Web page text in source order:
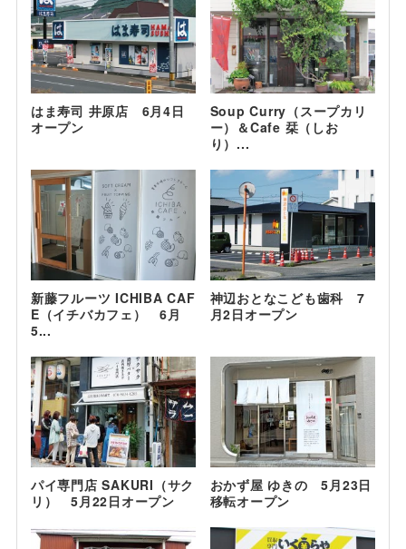
はま寿司 井原店 6月4日
オープン
Soup Curry（スープカリ
ー）＆Cafe 栞（しお
り）...
新藤フルーツ ICHIBA CAF
E（イチバカフェ） 6月
5...
神辺おとなこども歯科 7
月2日オープン
パイ専門店 SAKURI（サク
リ） 5月22日オープン
おかず屋 ゆきの 5月23日
移転オープン